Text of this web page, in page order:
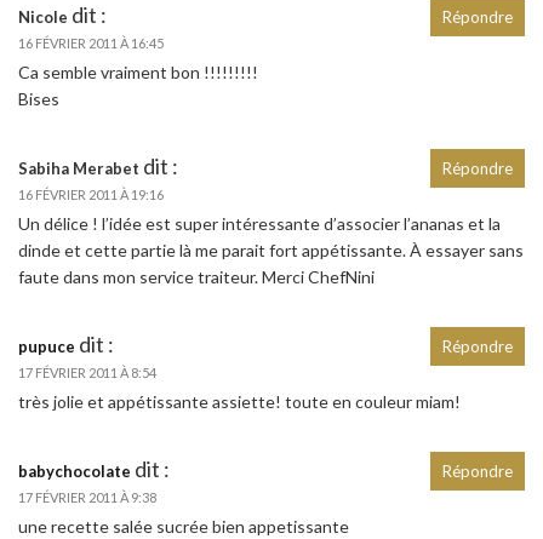
Nicole dit :
16 FÉVRIER 2011 À 16:45
Ca semble vraiment bon !!!!!!!!!
Bises
Répondre
Sabiha Merabet dit :
16 FÉVRIER 2011 À 19:16
Un délice ! l’idée est super intéressante d’associer l’ananas et la
dinde et cette partie là me parait fort appétissante. À essayer sans
faute dans mon service traiteur. Merci ChefNini
Répondre
pupuce dit :
17 FÉVRIER 2011 À 8:54
très jolie et appétissante assiette! toute en couleur miam!
Répondre
babychocolate dit :
17 FÉVRIER 2011 À 9:38
une recette salée sucrée bien appetissante
Répondre